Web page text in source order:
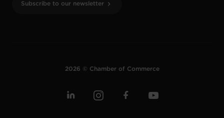
Subscribe to our newsletter
2026 © Chamber of Commerce